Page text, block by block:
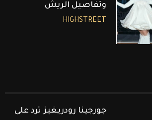
وتفاصيل الريش
HIGHSTREET
جورجينا رودريغيز ترد على